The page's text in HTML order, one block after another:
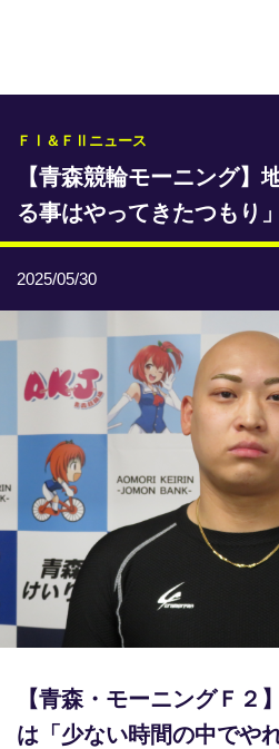
レース情報
本日のおすすめレース
年間開催予定表
トリマクリオリジナル予想
お知らせ
番記者とくダネ！
選手ランキング
競輪場ガイド
記者紹介
運営会社概要
ＦⅠ＆ＦⅡニュース
【青森競輪モーニング】
る事はやってきたつもり」
2025/05/30
【青森・モーニングＦ２
は「少ない時間の中でや